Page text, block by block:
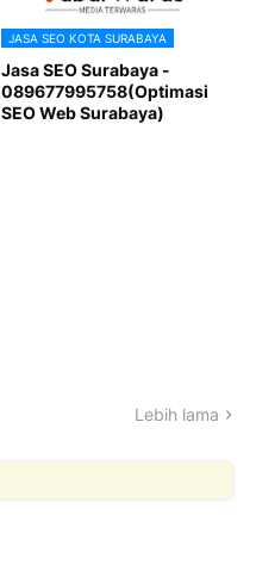
JASA SEO KOTA SURABAYA
Jasa SEO Surabaya -
089677995758(Optimasi
SEO Web Surabaya)
Lebih lama